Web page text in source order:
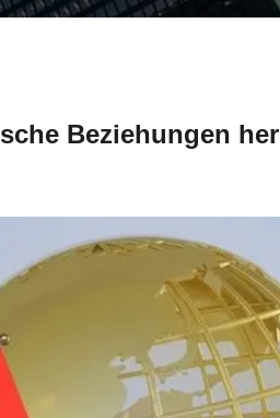
Beziehungen her